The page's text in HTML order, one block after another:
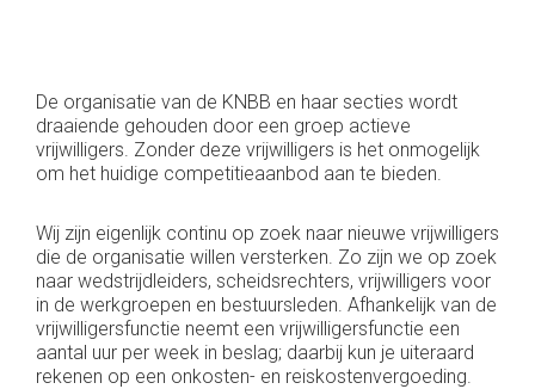
De organisatie van de KNBB en haar secties wordt
draaiende gehouden door een groep actieve
vrijwilligers. Zonder deze vrijwilligers is het onmogelijk
om het huidige competitieaanbod aan te bieden.
Wij zijn eigenlijk continu op zoek naar nieuwe vrijwilligers
die de organisatie willen versterken. Zo zijn we op zoek
naar wedstrijdleiders, scheidsrechters, vrijwilligers voor
in de werkgroepen en bestuursleden. Afhankelijk van de
vrijwilligersfunctie neemt een vrijwilligersfunctie een
aantal uur per week in beslag; daarbij kun je uiteraard
rekenen op een onkosten- en reiskostenvergoeding.